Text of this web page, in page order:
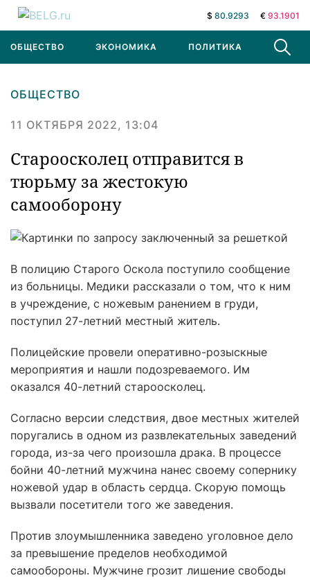
$ 80.9293 € 93.1901
ОБЩЕСТВО ЭКОНОМИКА ПОЛИТИКА В МИРЕ
ОБЩЕСТВО
11 ОКТЯБРЯ 2022, 13:04
Староосколец отправится в
тюрьму за жестокую
самооборону
В полицию Старого Оскола поступило сообщение
из больницы. Медики рассказали о том, что к ним
в учреждение, с ножевым ранением в груди,
поступил 27-летний местный житель.
Полицейские провели оперативно-розыскные
мероприятия и нашли подозреваемого. Им
оказался 40-летний староосколец.
Согласно версии следствия, двое местных жителей
поругались в одном из развлекательных заведений
города, из-за чего произошла драка. В процессе
бойни 40-летний мужчина нанес своему сопернику
ножевой удар в область сердца. Скорую помощь
вызвали посетители того же заведения.
Против злоумышленника заведено уголовное дело
за превышение пределов необходимой
самообороны. Мужчине грозит лишение свободы